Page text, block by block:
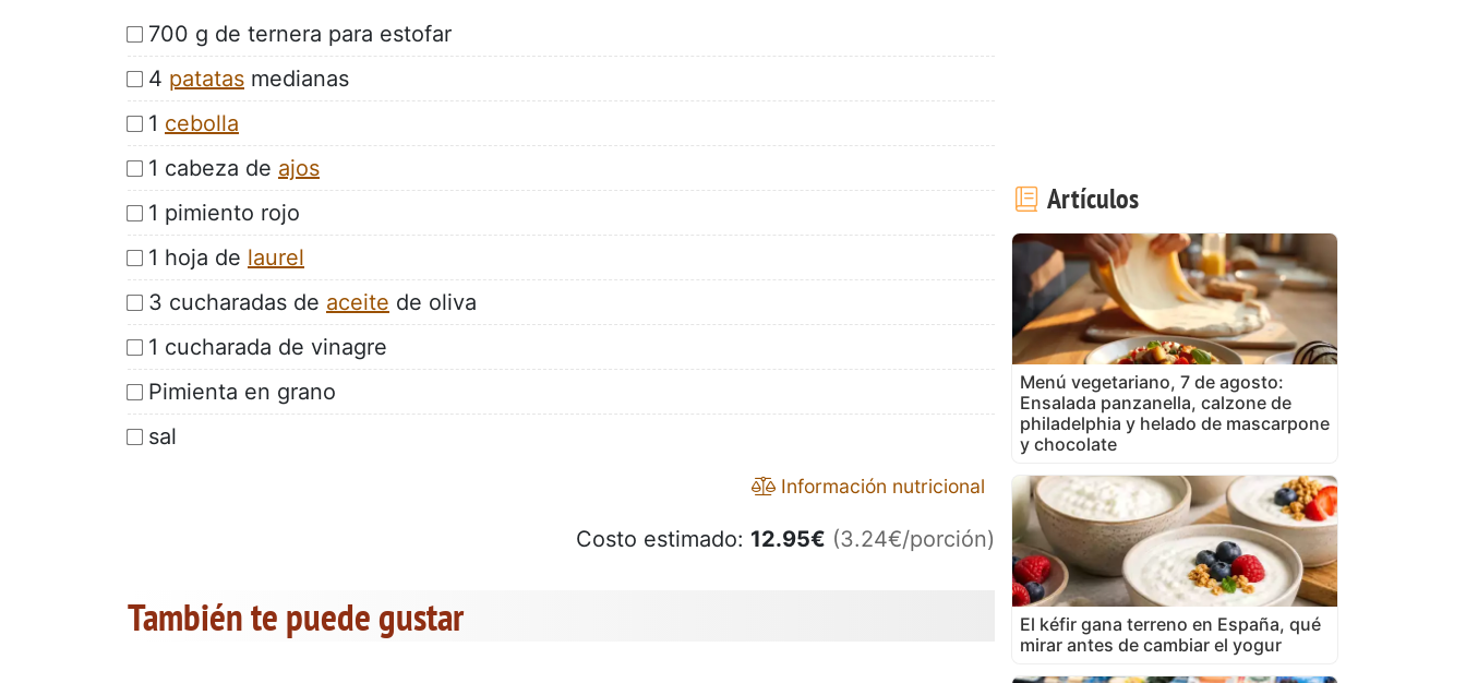
700 g de ternera para estofar
4 patatas medianas
1 cebolla
1 cabeza de ajos
1 pimiento rojo
1 hoja de laurel
3 cucharadas de aceite de oliva
1 cucharada de vinagre
Pimienta en grano
sal
Información nutricional
Costo estimado: 12.95€ (3.24€/porción)
También te puede gustar
Artículos
Menú vegetariano, 7 de agosto:
Ensalada panzanella, calzone de
philadelphia y helado de mascarpone
y chocolate
El kéfir gana terreno en España, qué
mirar antes de cambiar el yogur